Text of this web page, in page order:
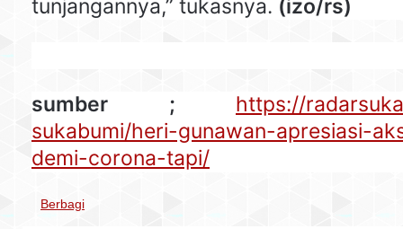
tunjangannya,” tukasnya. (izo/rs)
sumber ; https://
sukabumi/heri-gunawan-apresiasi-
demi-corona-tapi/
Berbagi